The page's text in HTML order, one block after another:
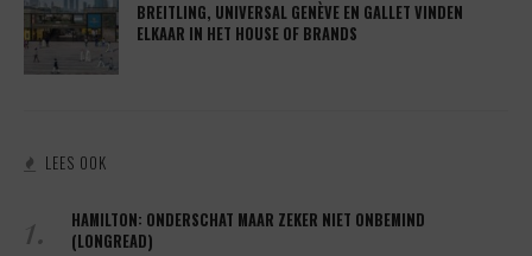
BREITLING, UNIVERSAL GENÈVE EN GALLET VINDEN
ELKAAR IN HET HOUSE OF BRANDS
LEES OOK
1.
HAMILTON: ONDERSCHAT MAAR ZEKER NIET ONBEMIND
(LONGREAD)